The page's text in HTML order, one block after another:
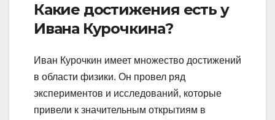
Какие достижения есть у
Ивана Курочкина?
Иван Курочкин имеет множество достижений
в области физики. Он провел ряд
экспериментов и исследований, которые
привели к значительным открытиям в